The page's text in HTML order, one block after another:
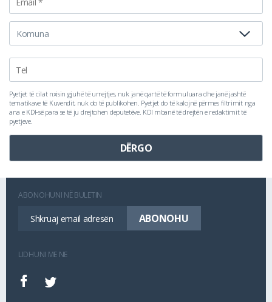
Pyetjet të cilat nxisin gjuhë të urrejtjes, nuk janë qartë të formuluara dhe janë jashtë
tematikave të Kuvendit, nuk do të publikohen. Pyetjet do të kalojnë përmes filtrimit nga
ana e KDI-së para se të ju drejtohen deputetëve. KDI mbanë të drejtën e redaktimit të
pyetjeve.
ABONOHUNI NË BULETIN
LIDHUNI ME NE